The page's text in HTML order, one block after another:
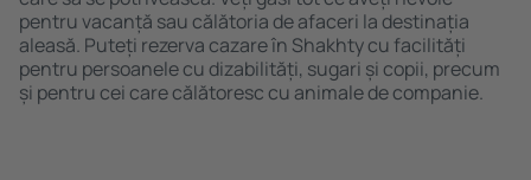
pentru vacanță sau călătoria de afaceri la destinația
aleasă. Puteți rezerva cazare în Shakhty cu facilități
pentru persoanele cu dizabilități, sugari și copii, precum
și pentru cei care călătoresc cu animale de companie.